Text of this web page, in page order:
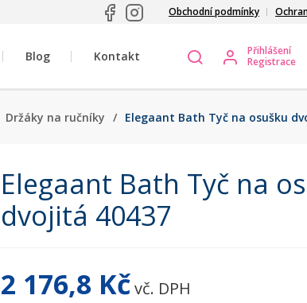
Obchodní podmínky
Blog Kontakt
Přihlášení
Registrace
Držáky na ručníky / Elegaant Bath Tyč na osušku
Elegaant Bath Tyč na
dvojitá 40437
2 176,8 Kčvč. DPH